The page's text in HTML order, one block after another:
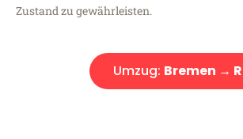
Zustand zu gewährleisten.
Umzug: Bremen →